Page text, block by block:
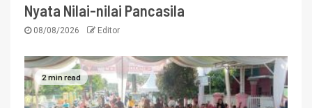
Nyata Nilai-nilai Pancasila
08/08/2026 Editor
2 min read